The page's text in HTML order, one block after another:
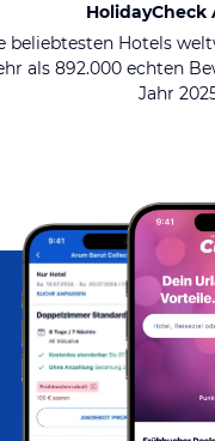
HolidayCheck
beliebtesten Hotels
als 892.000 echten
Jahr